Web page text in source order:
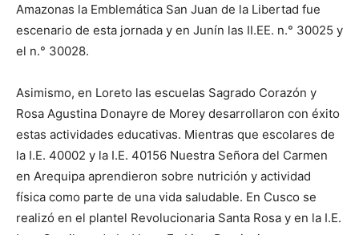
Amazonas la Emblemática San Juan de la Libertad fue
escenario de esta jornada y en Junín las II.EE. n.° 30025 y
el n.° 30028.
Asimismo, en Loreto las escuelas Sagrado Corazón y
Rosa Agustina Donayre de Morey desarrollaron con éxito
estas actividades educativas. Mientras que escolares de
la I.E. 40002 y la I.E. 40156 Nuestra Señora del Carmen
en Arequipa aprendieron sobre nutrición y actividad
física como parte de una vida saludable. En Cusco se
realizó en el plantel Revolucionaria Santa Rosa y en la I.E.